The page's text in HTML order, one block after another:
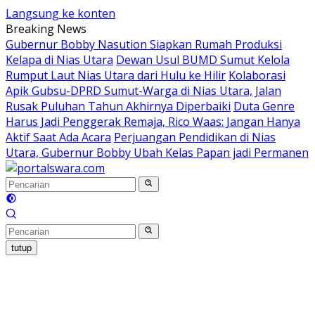
Langsung ke konten
Breaking News
Gubernur Bobby Nasution Siapkan Rumah Produksi
Kelapa di Nias Utara Dewan Usul BUMD Sumut Kelola
Rumput Laut Nias Utara dari Hulu ke Hilir Kolaborasi
Apik Gubsu-DPRD Sumut-Warga di Nias Utara, Jalan
Rusak Puluhan Tahun Akhirnya Diperbaiki Duta Genre
Harus Jadi Penggerak Remaja, Rico Waas: Jangan Hanya
Aktif Saat Ada Acara Perjuangan Pendidikan di Nias
Utara, Gubernur Bobby Ubah Kelas Papan jadi Permanen
tutup